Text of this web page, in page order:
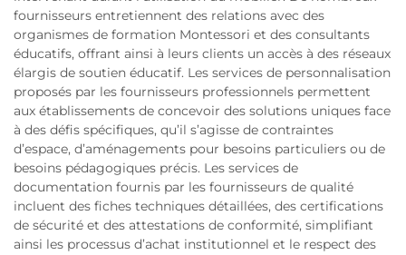
fournisseurs entretiennent des relations avec des
organismes de formation Montessori et des consultants
éducatifs, offrant ainsi à leurs clients un accès à des réseaux
élargis de soutien éducatif. Les services de personnalisation
proposés par les fournisseurs professionnels permettent
aux établissements de concevoir des solutions uniques face
à des défis spécifiques, qu’il s’agisse de contraintes
d’espace, d’aménagements pour besoins particuliers ou de
besoins pédagogiques précis. Les services de
documentation fournis par les fournisseurs de qualité
incluent des fiches techniques détaillées, des certifications
de sécurité et des attestations de conformité, simplifiant
ainsi les processus d’achat institutionnel et le respect des